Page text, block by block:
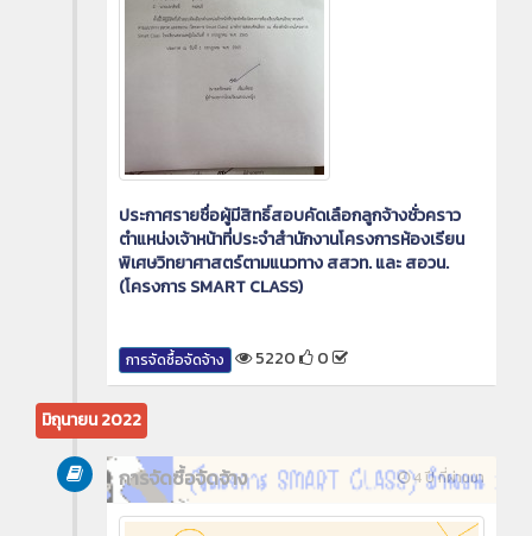
ประกาศรายชื่อผู้มีสิทธิ์สอบคัดเลือกลูกจ้างชั่วคราว
ตำแหน่งเจ้าหน้าที่ประจำสำนักงานโครงการห้องเรียน
พิเศษวิทยาศาสตร์ตามแนวทาง สสวท. และ สอวน.
(โครงการ SMART CLASS)
การจัดซื้อจัดจ้าง 5220 0
มิถุนายน 2022
4 ปี ที่ผ่านมา
การจัดซื้อจัดจ้าง